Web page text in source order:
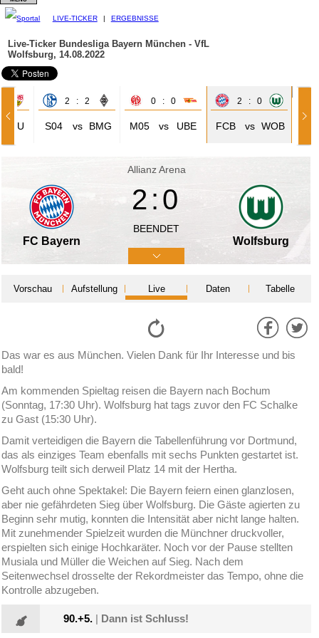
LIVE-TICKER | ERGEBNISSE
Live-Ticker Bundesliga Bayern München - VfL
Wolfsburg, 14.08.2022
STU
2 : 2
S04 vs BMG
0 : 0
M05 vs UBE
2 : 0
FCB vs WOB
Allianz Arena
FC Bayern
2:0
BEENDET
Wolfsburg
Vorschau Aufstellung Live Daten Tabelle
Das war es aus München. Vielen Dank für Ihr Interesse und bis
bald!
Am kommenden Spieltag reisen die Bayern nach Bochum
(Sonntag, 17:30 Uhr). Wolfsburg hat tags zuvor den FC Schalke
zu Gast (15:30 Uhr).
Damit verteidigen die Bayern die Tabellenführung vor Dortmund,
das als einziges Team ebenfalls mit sechs Punkten gestartet ist.
Wolfsburg teilt sich derweil Platz 14 mit der Hertha.
Geht auch ohne Spektakel: Die Bayern feiern einen glanzlosen,
aber nie gefährdeten Sieg über Wolfsburg. Die Gäste agierten zu
Beginn sehr mutig, konnten die Intensität aber nicht lange halten.
Mit zunehmender Spielzeit wurden die Münchner druckvoller,
erspielten sich einige Hochkaräter. Noch vor der Pause stellten
Musiala und Müller die Weichen auf Sieg. Nach dem
Seitenwechsel drosselte der Rekordmeister das Tempo, ohne die
Kontrolle abzugeben.
90.+5. | Dann ist Schluss!